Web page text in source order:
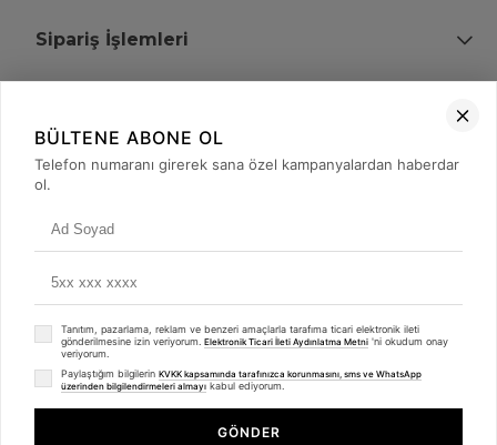
Sipariş İşlemleri
+90 (850) 473 08 08
© 2008 - 2026merterelektronik.com
- Tüm Hakları Saklıdır. Kredi kartı bilgileriniz 256bit SSL sertifikası ile
Whatsapp
BÜLTENE ABONE OL
Telefon numaranı girerek sana özel kampanyalardan haberdar
ol.
Tanıtım, pazarlama, reklam ve benzeri amaçlarla tarafıma ticari elektronik ileti
gönderilmesine izin veriyorum. Elektronik Ticari İleti Aydınlatma Metni 'ni okudum onay
veriyorum.
Paylaştığım bilgilerin KVKK kapsamında tarafınızca korunmasını, sms ve WhatsApp
üzerinden bilgilendirmeleri almayı kabul ediyorum.
GÖNDER